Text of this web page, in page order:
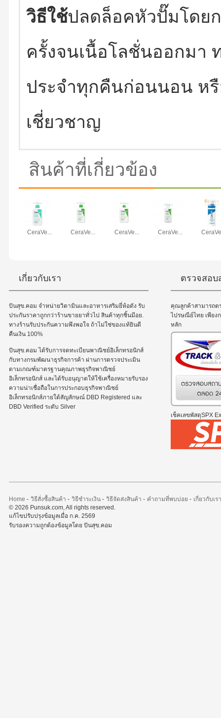
วิธีใช้ปลดล็อคหัวปั๊มโดย
ครั้งจนเนื้อโลชั่นออกมา
ประจำทุกคืนก่อนนอน ห
เชี่ยวชาญ
สินค้าที่เกี่ยวข้อง
CeraVe... CeraVe... CeraVe... CeraVe...
เกี่ยวกับเรา
ปันสุข.คอม จำหน่ายวิตามินและอาหารเสริมยี่ห้อดัง รับ
ประกันราคาถูกกว่าร้านขายยาทั่วไป สินค้าทุกชิ้นมีอย.
ทางร้านรับประกันความพึงพอใจ ถ้าไม่ใช่ของแท้ยินดี
คืนเงิน 100%
ปันสุข.คอม ได้รับการจดทะเบียนพาณิชย์อิเล็กทรอนิกส์
กับทางกรมพัฒนาธุรกิจการค้า ผ่านการตรวจประเมิน
ตามเกณฑ์มาตรฐานคุณภาพธุรกิจพาณิชย์
อิเล็กทรอนิกส์ และได้รับอนุญาตให้ใช้เครื่องหมายรับรอง
ความน่าเชื่อถือในการประกอบธุรกิจพาณิชย์
อิเล็กทรอนิกส์ภายใต้สัญลักษณ์ DBD Registered และ
DBD Verified ระดับ Silver
ตรวจสอ
คุณลูกค้าสามารถต
ไปรษณีย์ไทย เพียง
หลัก
เช็คเลขพัสดุSPX
Home - วิธีสั่งซื้อสินค้า - วิธีชำระเงิน- วิธีจัดส่งสินค้า - คำถามที่พบบ่อย - เกี่ยวกับเรา
© 2026 Punsuk.com, All rights reserved.
แก้ไขปรับปรุงข้อมูลเมื่อ ก.ค. 2569
รับรองความถูกต้องข้อมูลโดย ปันสุข.คอม